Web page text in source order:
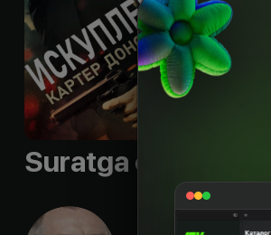
Suratga olish guruhi